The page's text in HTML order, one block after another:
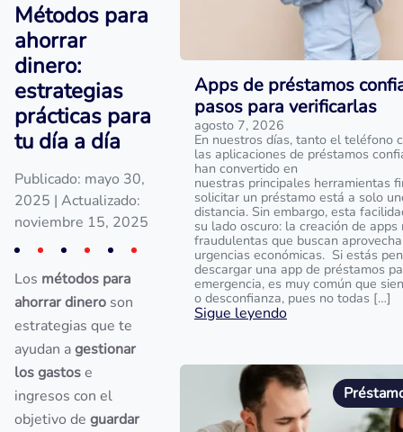
Métodos para
ahorrar
dinero:
estrategias
prácticas para
tu día a día
Publicado: mayo 30,
2025 | Actualizado:
noviembre 15, 2025
Los métodos para
ahorrar dinero son
estrategias que te
ayudan agestionar
los gastose
ingresos con el
objetivo de guardar
Apps de préstamos
pasos para verificarlas
agosto 7, 2026
En nuestros días, tanto el teléfono
las aplicaciones de préstamos
han convertido en
nuestras principales herramientas
solicitar un préstamo está a solo
distancia. Sin embargo, esta
su lado oscuro: la creación de apps
fraudulentas que buscan
urgencias económicas. Si estás
descargar una app de préstamos
emergencia, es muy común que
o desconfianza, pues no todas […]
Sigue leyendo